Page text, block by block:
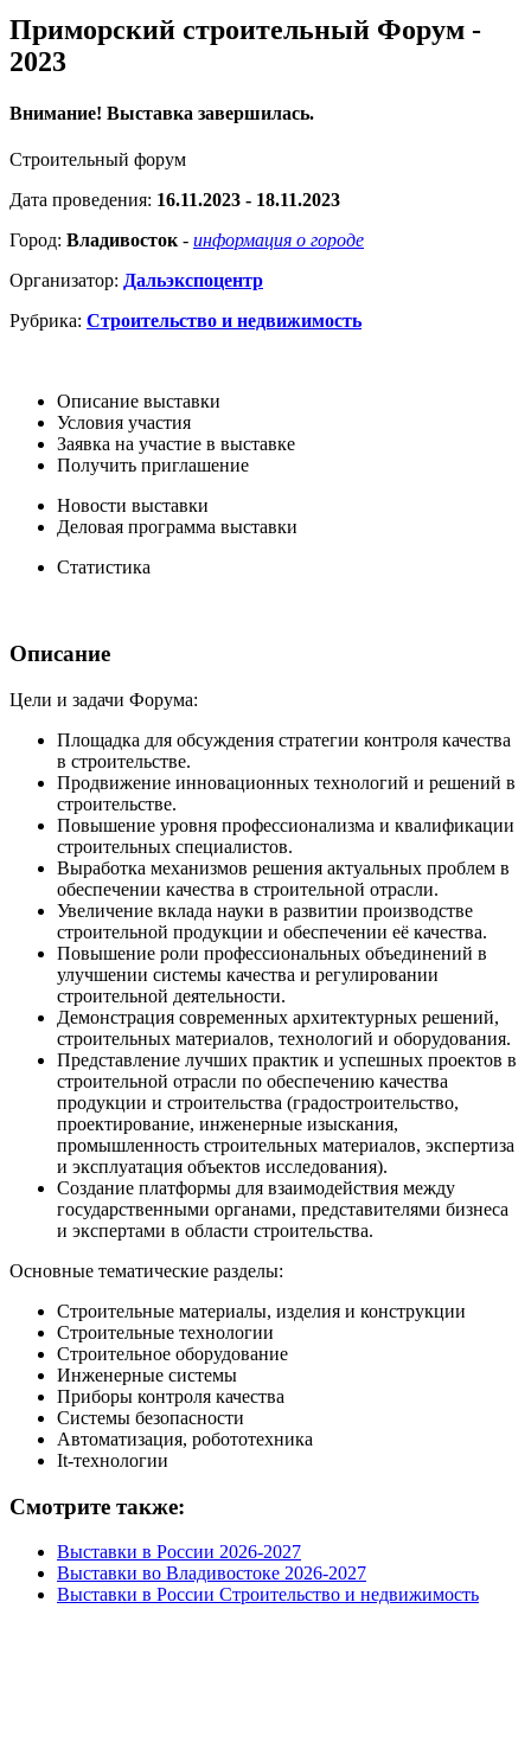
Приморский строительный Форум -
2023
Внимание! Выставка завершилась.
Строительный форум
Дата проведения: 16.11.2023 - 18.11.2023
Город: Владивосток - информация о городе
Организатор: Дальэкспоцентр
Рубрика: Строительство и недвижимость
Описание выставки
Условия участия
Заявка на участие в выставке
Получить приглашение
Новости выставки
Деловая программа выставки
Статистика
Описание
Цели и задачи Форума:
Площадка для обсуждения стратегии контроля качества
в строительстве.
Продвижение инновационных технологий и решений в
строительстве.
Повышение уровня профессионализма и квалификации
строительных специалистов.
Выработка механизмов решения актуальных проблем в
обеспечении качества в строительной отрасли.
Увеличение вклада науки в развитии производстве
строительной продукции и обеспечении её качества.
Повышение роли профессиональных объединений в
улучшении системы качества и регулировании
строительной деятельности.
Демонстрация современных архитектурных решений,
строительных материалов, технологий и оборудования.
Представление лучших практик и успешных проектов в
строительной отрасли по обеспечению качества
продукции и строительства (градостроительство,
проектирование, инженерные изыскания,
промышленность строительных материалов, экспертиза
и эксплуатация объектов исследования).
Создание платформы для взаимодействия между
государственными органами, представителями бизнеса
и экспертами в области строительства.
Основные тематические разделы:
Строительные материалы, изделия и конструкции
Строительные технологии
Строительное оборудование
Инженерные системы
Приборы контроля качества
Системы безопасности
Автоматизация, робототехника
It-технологии
Смотрите также:
Выставки в России 2026-2027
Выставки во Владивостоке 2026-2027
Выставки в России Строительство и недвижимость